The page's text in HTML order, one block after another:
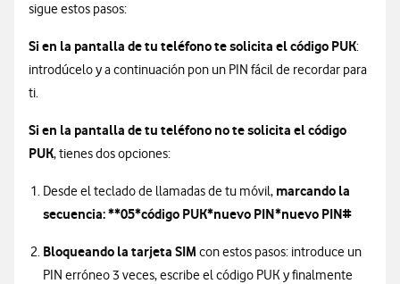
sigue estos pasos:
Si en la pantalla de tu teléfono te solicita el código PUK:
introdúcelo y a continuación pon un PIN fácil de recordar para
ti.
Si en la pantalla de tu teléfono no te solicita el código
PUK, tienes dos opciones:
Desde el teclado de llamadas de tu móvil, marcando la
secuencia: **05*código PUK*nuevo PIN*nuevo PIN#
Bloqueando la tarjeta SIM con estos pasos: introduce un
PIN erróneo 3 veces, escribe el código PUK y finalmente